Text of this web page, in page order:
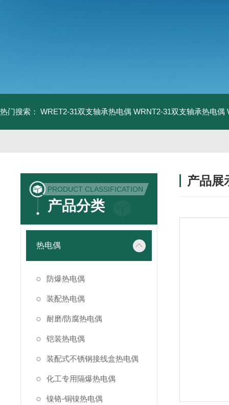
热门搜索： WRET2-31双支轴承热电偶 WRNT2-31双支轴承热电偶
PRODUCT CLASSIFICATION
产品分类
热电偶
防爆热电偶
装配热电偶
耐磨/防腐热电偶
铠装热电偶
装配式不锈钢接线盒热电偶
化工专用隔爆热电偶
镍铬-铜镍热电偶
产品展